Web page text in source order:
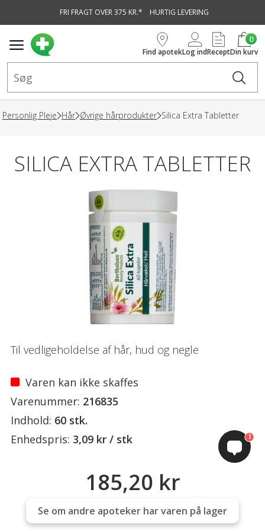
FRI FRAGT OVER 375 KR.* HURTIG LEVERING
Find apotekLog indRecept
0
Din kurv
Personlig Pleje Hår Øvrige hårprodukter Silica Extra Tabletter
SILICA EXTRA TABLETTER
Til vedligeholdelse af hår, hud og negle
Varen kan ikke skaffes
Varenummer: 216835
Indhold: 60 stk.
Enhedspris: 3,09 kr / stk
185,20 kr
Se om andre apoteker har varen på lager
1